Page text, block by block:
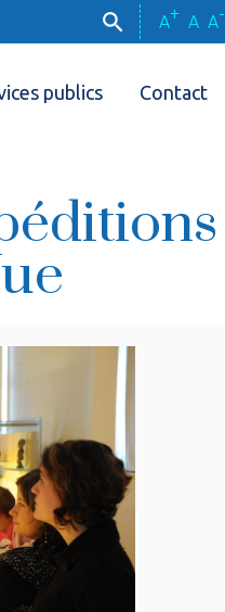
A+ A A-
publics Contact